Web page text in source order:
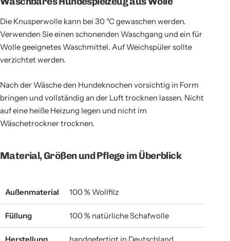
Die Knusperwolle kann bei 30 °C gewaschen werden.
Verwenden Sie einen schonenden Waschgang und ein für
Wolle geeignetes Waschmittel. Auf Weichspüler sollte
verzichtet werden.
Nach der Wäsche den Hundeknochen vorsichtig in Form
bringen und vollständig an der Luft trocknen lassen. Nicht
auf eine heiße Heizung legen und nicht im
Wäschetrockner trocknen.
Material, Größen und Pflege im Überblick
Außenmaterial 100 % Wollfilz
Füllung 100 % natürliche Schafwolle
Herstellung handgefertigt in Deutschland